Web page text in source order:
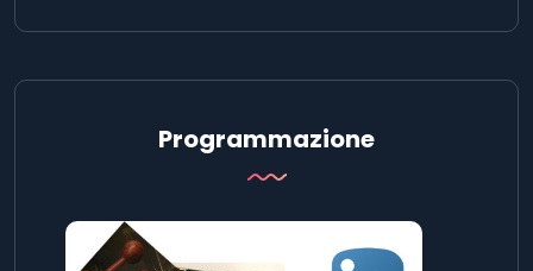
Programmazione